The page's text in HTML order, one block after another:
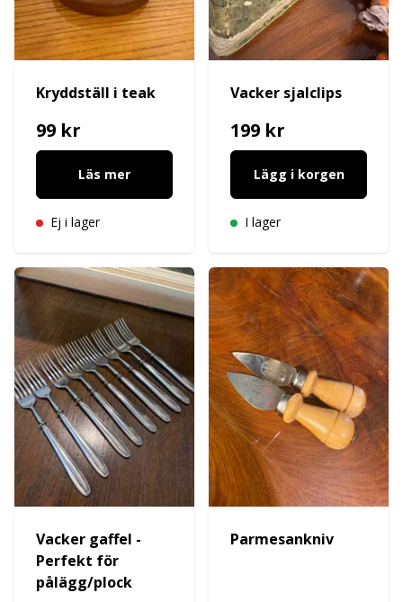
Kryddställ i teak
99 kr
Läs mer
Ej i lager
Vacker sjalclips
199 kr
Lägg i korgen
I lager
Vacker gaffel -
Perfekt för
pålägg/plock
Parmesankniv